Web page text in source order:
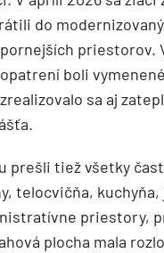
do
priestorov.
boli
sa aj
prešli tiež všetky
telocvičňa, kuchyňa,
priestory,
plocha mala